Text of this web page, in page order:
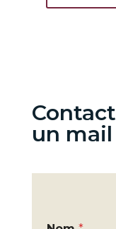
un mail